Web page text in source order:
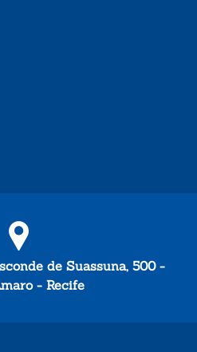
de Suassuna, 500 -
- Recife